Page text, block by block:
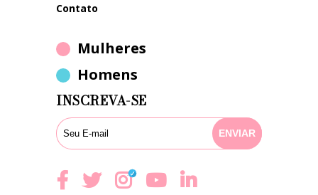
contato
Mulheres
Homens
INSCREVA-SE